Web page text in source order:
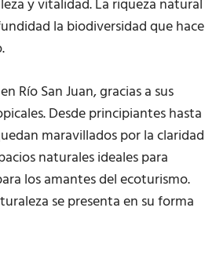
y vitalidad. La riqueza natural
la biodiversidad que hace
Río San Juan, gracias a sus
Desde principiantes hasta
maravillados por la claridad
naturales ideales para
los amantes del ecoturismo.
se presenta en su forma